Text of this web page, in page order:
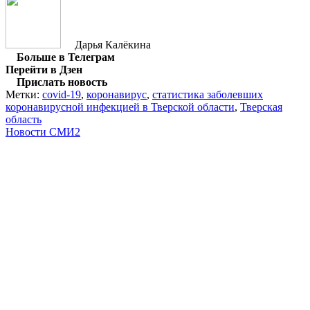
Дарья Калёкина
Больше в Телеграм
Перейти в Дзен
Прислать новость
Метки: covid-19, коронавирус, статистика заболевших
коронавирусной инфекцией в Тверской области, Тверская
область
Новости СМИ2